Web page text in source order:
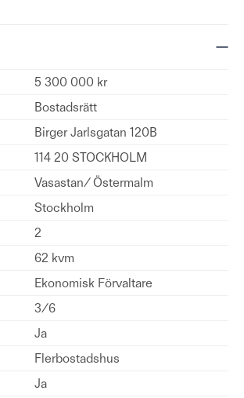
5 300 000 kr
Bostadsrätt
Birger Jarlsgatan 120B
114 20 STOCKHOLM
Vasastan/ Östermalm
Stockholm
2
62 kvm
Ekonomisk Förvaltare
3/6
Ja
Flerbostadshus
Ja